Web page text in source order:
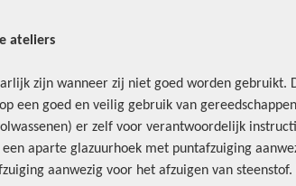
ateliers
zijn wanneer zij niet goed worden gebruikt.
een goed en veilig gebruik van
er zelf voor verantwoordelijk
aparte glazuurhoek met puntafzuiging
aanwezig voor het afzuigen van